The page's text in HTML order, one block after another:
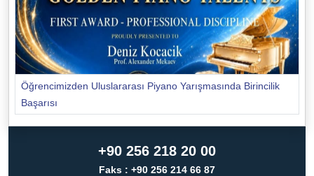
Öğrencimizden Uluslararası Piyano Yarışmasında Birincilik
Başarısı
+90 256 218 20 00
Faks : +90 256 214 66 87